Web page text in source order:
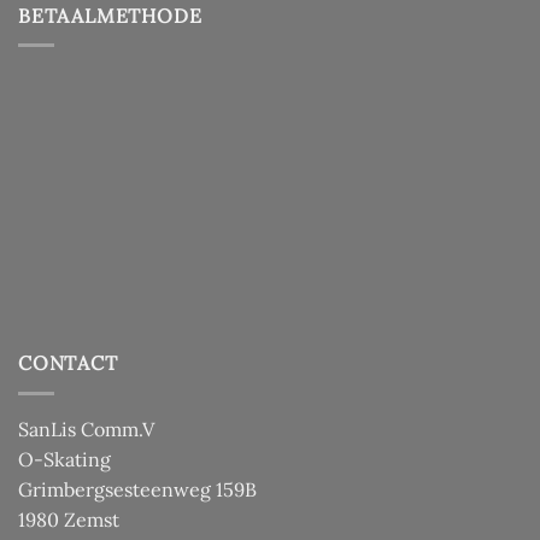
BETAALMETHODE
CONTACT
SanLis Comm.V
O-Skating
Grimbergsesteenweg 159B
1980 Zemst